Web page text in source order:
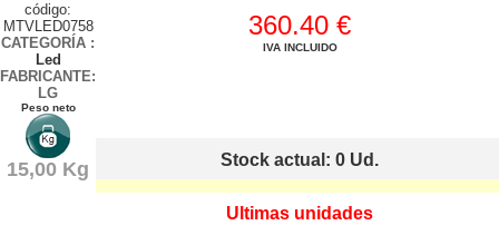
código:
MTVLED0758
CATEGORÍA :
Led
FABRICANTE:
LG
Peso neto
15,00 Kg
360.40 €
IVA INCLUIDO
Stock actual: 0 Ud.
Ultimas unidades